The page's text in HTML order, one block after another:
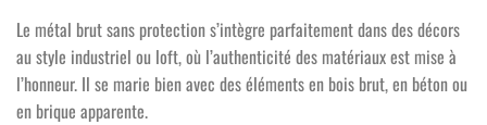
Le métal brut sans protection s’intègre parfaitement dans des décors
au style industriel ou loft, où l’authenticité des matériaux est mise à
l’honneur. Il se marie bien avec des éléments en bois brut, en béton ou
en brique apparente.